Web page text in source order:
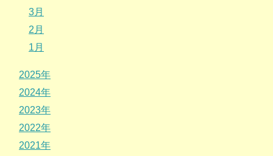
3月
2月
1月
2025年
2024年
2023年
2022年
2021年